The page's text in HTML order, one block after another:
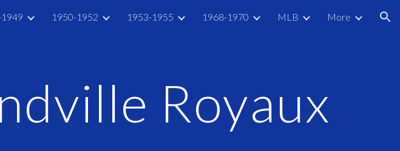
Skip to navigation
1950-1952 1953-1955 1968-1970 MLB More
Royaux